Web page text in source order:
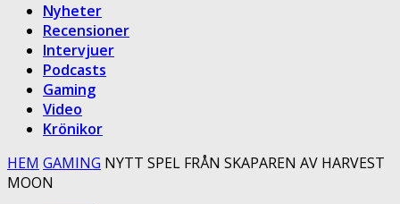
Nyheter
Recensioner
Intervjuer
Podcasts
Gaming
Video
Krönikor
HEM GAMING NYTT SPEL FRÅN SKAPAREN AV HARVEST
MOON